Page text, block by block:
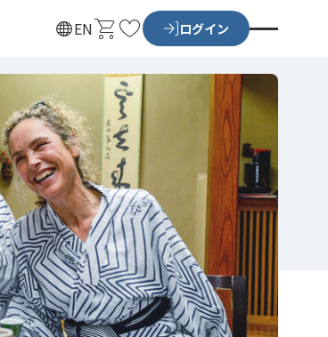
ENカ
ト
お
に
入
り
ログイン